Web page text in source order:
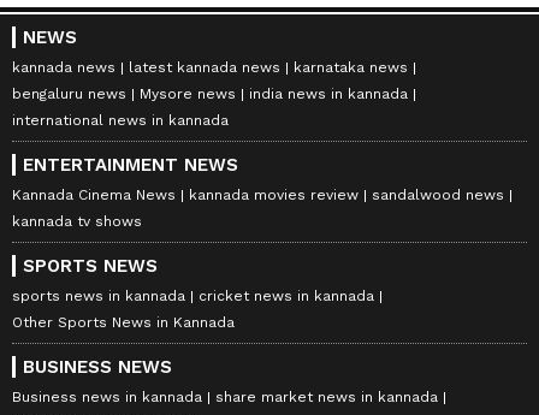
NEWS
kannada news latest kannada news
karnataka news
bengaluru news
Mysore news
india news in kannada
international news in kannada
ENTERTAINMENT NEWS
Kannada Cinema News kannada movies review
sandalwood news
kannada tv shows
SPORTS NEWS
sports news in kannada
cricket news in kannada
Other Sports News in Kannada
BUSINESS NEWS
Business news in kannada
share market news in kannada